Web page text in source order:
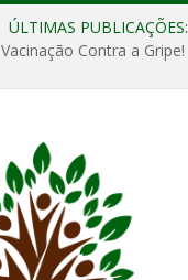
ÚLTIMAS PUBLICAÇÕES:
Vacinação Contra a Gripe!